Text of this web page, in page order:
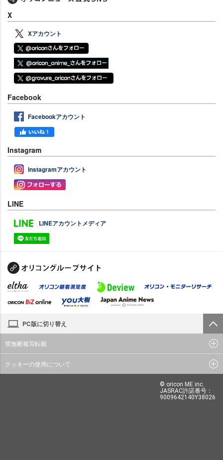
X
Xアカウント
Facebook
Facebookアカウント
Instagram
Instagramアカウント
LINE
LINEアカウントメディア
PC版に切り替え
禁無断複写転載
クッキーの使用について
© oricon ME inc.
JASRAC許諾番号：
9009642140Y38026